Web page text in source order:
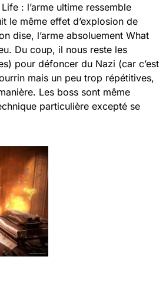
: l’arme ultime ressemble
le même effet d’explosion de
dise, l’arme absoluement What
Du coup, il nous reste les
pour défoncer du Nazi (car c’est
mais un peu trop répétitives,
Les boss sont même
particulière excepté se